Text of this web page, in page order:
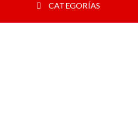
CATEGORÍAS